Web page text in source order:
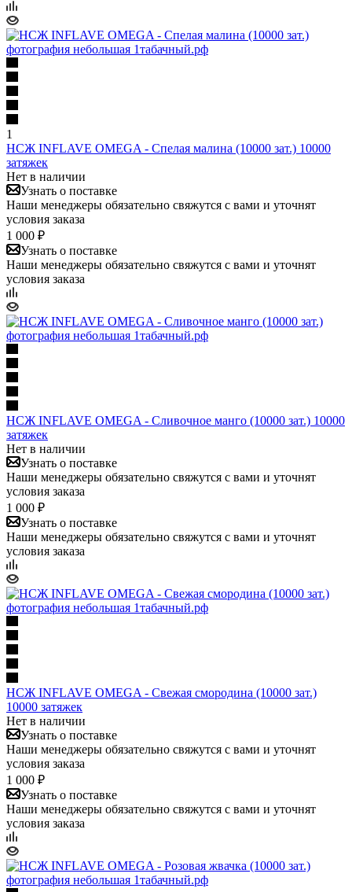
1
НСЖ INFLAVE OMEGA - Спелая малина (10000 зат.) 10000
затяжек
Нет в наличии
Узнать о поставке
Наши менеджеры обязательно свяжутся с вами и уточнят
условия заказа
1 000 ₽
Узнать о поставке
Наши менеджеры обязательно свяжутся с вами и уточнят
условия заказа
НСЖ INFLAVE OMEGA - Сливочное манго (10000 зат.) 10000
затяжек
Нет в наличии
Узнать о поставке
Наши менеджеры обязательно свяжутся с вами и уточнят
условия заказа
1 000 ₽
Узнать о поставке
Наши менеджеры обязательно свяжутся с вами и уточнят
условия заказа
НСЖ INFLAVE OMEGA - Свежая смородина (10000 зат.)
10000 затяжек
Нет в наличии
Узнать о поставке
Наши менеджеры обязательно свяжутся с вами и уточнят
условия заказа
1 000 ₽
Узнать о поставке
Наши менеджеры обязательно свяжутся с вами и уточнят
условия заказа